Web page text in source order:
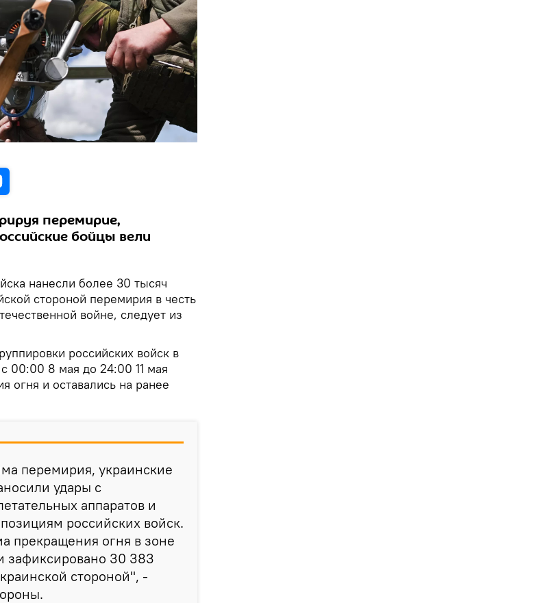
перемирие,
бойцы вели
нанесли более 30 тысяч
стороной перемирия в честь
войне, следует из
российских войск в
00:00 8 мая до 24:00 11 мая
огня и оставались на ранее
перемирия, украинские
удары с
аппаратов и
российских войск.
прекращения огня в зоне
зафиксировано 30 383
стороной", -